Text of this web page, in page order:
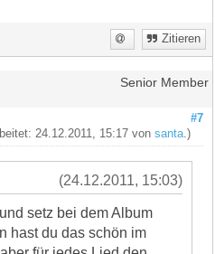
Zitieren
Senior Member
#7
24.12.2011, 15:17 vonsanta .)
(24.12.2011, 15:03)
setz bei dem Album
hast du das schön im